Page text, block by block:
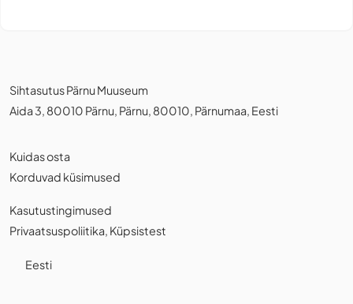
Sihtasutus Pärnu Muuseum
Aida 3, 80010 Pärnu, Pärnu, 80010, Pärnumaa, Eesti
Kuidas osta
Korduvad küsimused
Kasutustingimused
Privaatsuspoliitika, Küpsistest
Eesti